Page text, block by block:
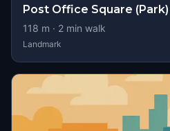
Post Office Square (Park)
118 m · 2 min walk
Landmark